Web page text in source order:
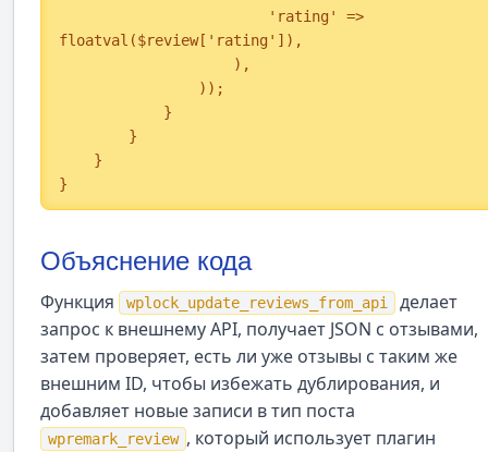
floatval($review['rating']),
}
Объяснение кода
Функция wplock_update_reviews_from_api
делает
запрос к внешнему API, получает JSON с отзывами,
затем проверяет, есть ли уже отзывы с таким же
внешним ID, чтобы избежать дублирования, и
добавляет новые записи в тип поста
wpremark_review , который использует плагин